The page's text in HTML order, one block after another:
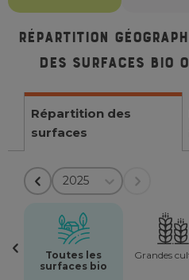
Répartition
des surfaces bio
Répartition des
surfaces
2025
Toutes les
surfaces bio
Grandes